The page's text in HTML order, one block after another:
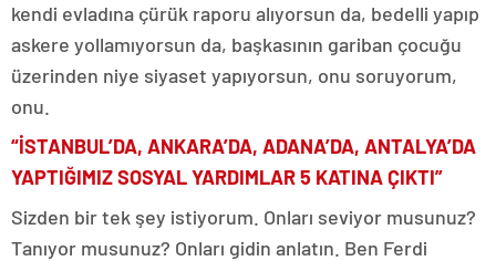
kendi evladına çürük raporu alıyorsun da, bedelli yapıp
askere yollamıyorsun da, başkasının gariban çocuğu
üzerinden niye siyaset yapıyorsun, onu soruyorum,
onu.
“İSTANBUL’DA, ANKARA’DA, ADANA’DA, ANTALYA’DA
YAPTIĞIMIZ SOSYAL YARDIMLAR 5 KATINA ÇIKTI”
Sizden bir tek şey istiyorum. Onları seviyor musunuz?
Tanıyor musunuz? Onları gidin anlatın. Ben Ferdi